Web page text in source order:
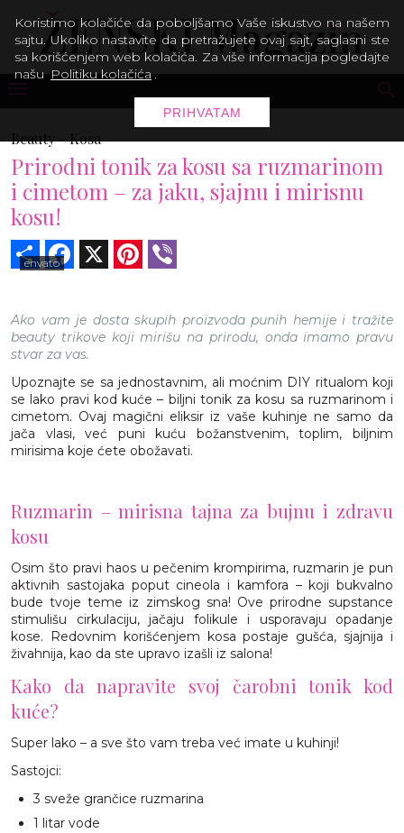
Beauty -Kosa
Prirodni tonik za kosu sa ruzmarinom
i cimetom – za jaku, sjajnu i mirisnu
kosu!
Share Facebook Pinterest
envato
Ako vam je dosta skupih proizvoda punih hemije i tražite
beauty trikove koji mirišu na prirodu, onda imamo pravu
stvar za vas.
Upoznajte se sa jednostavnim, ali moćnim DIY ritualom koji
se lako pravi kod kuće – biljni tonik za kosu sa ruzmarinom i
cimetom. Ovaj magični eliksir iz vaše kuhinje ne samo da
jača vlasi, već puni kuću božanstvenim, toplim, biljnim
mirisima koje ćete obožavati.
Ruzmarin – mirisna tajna za bujnu i zdravu
kosu
Osim što pravi haos u pečenim krompirima, ruzmarin je pun
aktivnih sastojaka poput cineola i kamfora – koji bukvalno
bude tvoje teme iz zimskog sna! Ove prirodne supstance
stimulišu cirkulaciju, jačaju folikule i usporavaju opadanje
kose. Redovnim korišćenjem kosa postaje gušća, sjajnija i
živahnija, kao da ste upravo izašli iz salona!
Kako da napravite svoj čarobni tonik kod
kuće?
Super lako – a sve što vam treba već imate u kuhinji!
Sastojci:
3 sveže grančice ruzmarina
1 litar vode
Koristimo kolačiće da poboljšamo Vaše iskustvo na našem
sajtu. Ukoliko nastavite da pretražujete ovaj sajt, saglasni ste
sa korišćenjem web kolačića. Za više informacija pogledajte
našu Politiku kolačića .
PRIHVATAM